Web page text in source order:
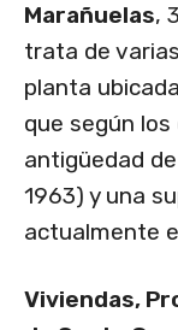
Marañuelas,
trata de
planta
que según
antigüedad
1963) y una
actualmente
Viviendas,